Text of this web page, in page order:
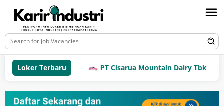
Loker Terbaru PT Cisarua Mountain Dairy Tbk